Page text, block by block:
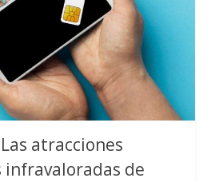
atracciones
de